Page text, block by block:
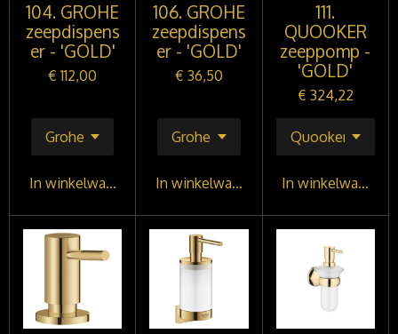
104. GROHE
zeepdispens
er - 'GOLD'
€ 112,00
In winkelwagen
106. GROHE
zeepdispens
er - 'GOLD'
€ 36,50
In winkelwagen
111.
QUOOKER
zeeppomp -
'GOLD'
€ 324,22
In winkelwagen